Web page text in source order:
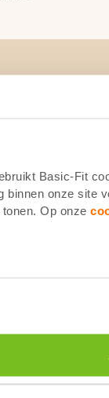
Basic-Fit
binnen onze site
Op onze